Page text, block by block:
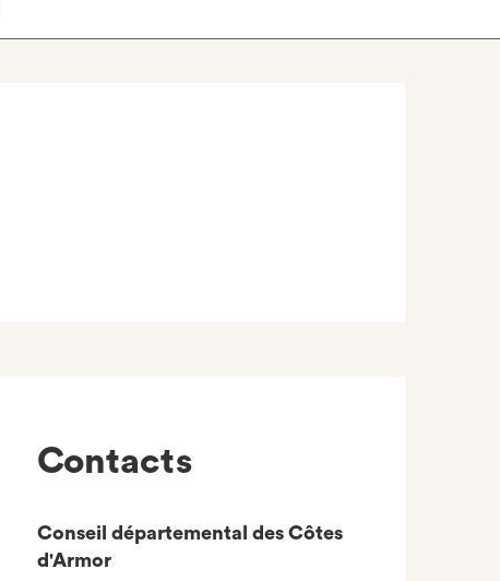
Contacts
Conseil départemental des Côtes
d'Armor